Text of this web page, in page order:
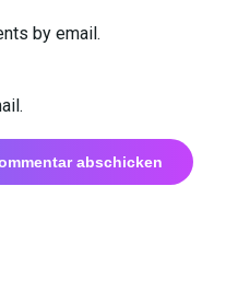
by email.